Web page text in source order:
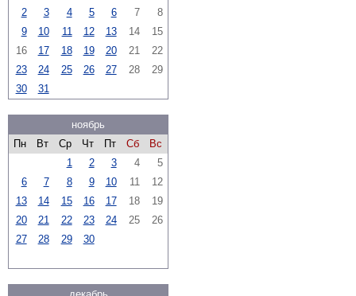
2
3 4 5 6 7
8
9
10 11 12 13 14
15
16
17 18 19 20 21
22
23
24 25 26 27 28
29
30
31
ноябрь
Пн
Вт Ср Чт Пт Сб
Вс
1
2 3 4
5
6
7 8 9 10 11
12
13
14 15 16 17 18
19
20
21 22 23 24 25
26
27
28 29 30